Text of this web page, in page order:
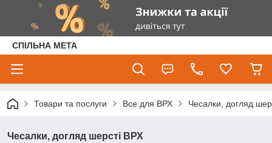
СПІЛЬНА МЕТА
Товари та послуги Все для ВРХ Чесалки, догляд
Чесалки, догляд шерсті ВРХ